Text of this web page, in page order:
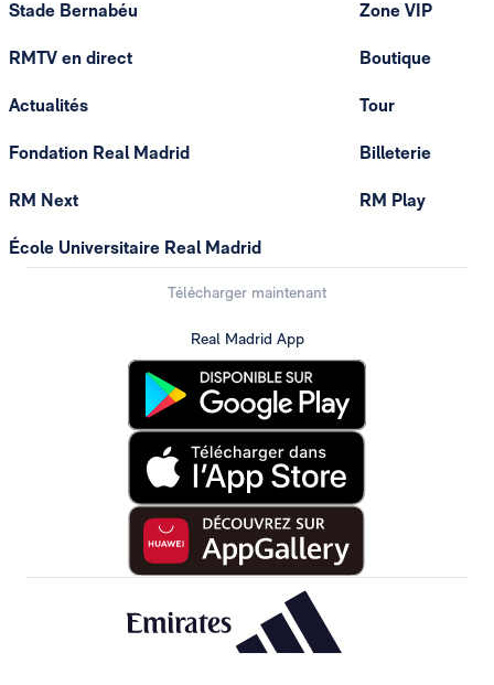
Stade Bernabéu
RMTV en direct
Actualités
Fondation Real Madrid
RM Next
École Universitaire Real Madrid
Zone VIP
Boutique
Tour
Billeterie
RM Play
Télécharger maintenant
Real Madrid App